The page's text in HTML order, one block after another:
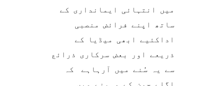
میں انتہائی ایمانداری کے
ساتھ اپنے فرائض منصبی
اداکئیے ابھی میڈیا کے
ذریعے اور بعض سرکاری ذرائع
سے یہ سُنے میں آرہاہے کہ
اگلے جون کے مہینے میں